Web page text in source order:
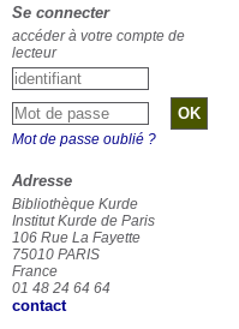
Se connecter
accéder à votre compte de
lecteur
Mot de passe oublié ?
Adresse
Bibliothèque Kurde
Institut Kurde de Paris
106 Rue La Fayette
75010 PARIS
France
01 48 24 64 64
contact